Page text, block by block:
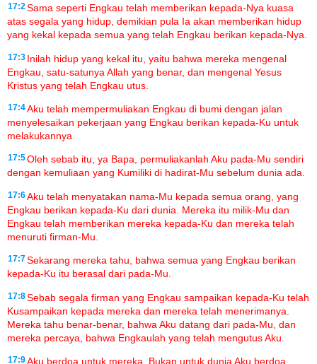
17:2 Sama seperti Engkau telah memberikan kepada-Nya kuasa
atas segala yang hidup, demikian pula Ia akan memberikan hidup
yang kekal kepada semua yang telah Engkau berikan kepada-Nya.
17:3 Inilah hidup yang kekal itu, yaitu bahwa mereka mengenal
Engkau, satu-satunya Allah yang benar, dan mengenal Yesus
Kristus yang telah Engkau utus.
17:4Aku telah mempermuliakan Engkau di bumi dengan jalan
menyelesaikan pekerjaan yang Engkau berikan kepada-Ku untuk
melakukannya.
17:5Oleh sebab itu, ya Bapa, permuliakanlah Aku pada-Mu sendiri
dengan kemuliaan yang Kumiliki di hadirat-Mu sebelum dunia ada.
17:6Aku telah menyatakan nama-Mu kepada semua orang, yang
Engkau berikan kepada-Ku dari dunia. Mereka itu milik-Mu dan
Engkau telah memberikan mereka kepada-Ku dan mereka telah
menuruti firman-Mu.
17:7Sekarang mereka tahu, bahwa semua yang Engkau berikan
kepada-Ku itu berasal dari pada-Mu.
17:8Sebab segala firman yang Engkau sampaikan kepada-Ku telah
Kusampaikan kepada mereka dan mereka telah menerimanya.
Mereka tahu benar-benar, bahwa Aku datang dari pada-Mu, dan
mereka percaya, bahwa Engkaulah yang telah mengutus Aku.
17:9Aku berdoa untuk mereka. Bukan untuk dunia Aku berdoa,